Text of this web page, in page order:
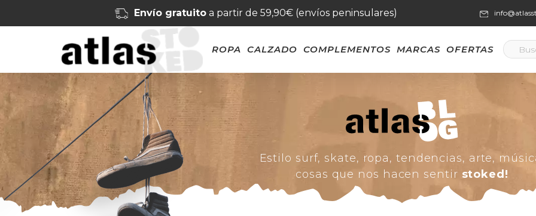
Envío gratuitoa partir de 59,90€ (envíos peninsulares)
ROPA CALZADO COMPLEMENTOS MARCAS OFERTAS
Estilo surf, skate, ropa, tendencias, arte,
cosas que nos hacen sentir stoked!